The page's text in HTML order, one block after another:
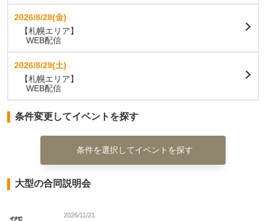
2026/8/28(金)
【札幌エリア】
WEB配信
2026/8/29(土)
【札幌エリア】
WEB配信
条件変更してイベントを探す
条件を選択してイベントを探す
大型の合同説明会
2026/11/21